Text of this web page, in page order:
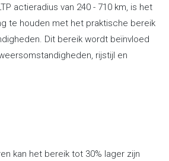
actieradius van 240 - 710 km, is het
te houden met het praktische bereik
Dit bereik wordt beïnvloed
rijstijl en
kan het bereik tot 30% lager zijn